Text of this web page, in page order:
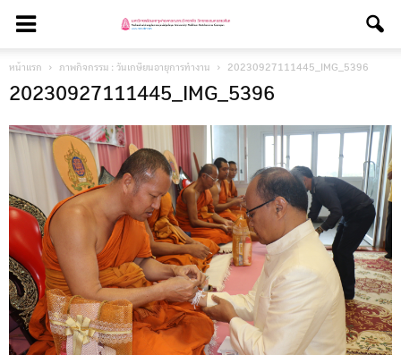
หน้าแรก ภาพกิจกรรม : วันเกษียนอายุการทำงาน 20230927111445_IMG_5396
20230927111445_IMG_5396